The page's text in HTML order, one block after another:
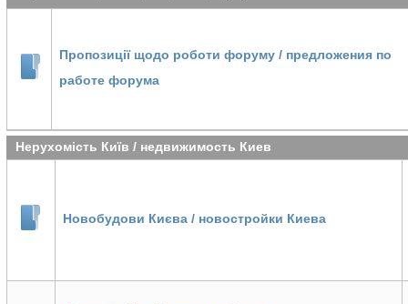
Пропозиції щодо роботи форуму / предложения по
работе форума
Нерухомість Київ / недвижимость Киев
Новобудови Києва / новостройки Киева